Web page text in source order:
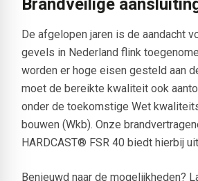
Brandveilige
De afgelopen jaren is de aandacht
gevels in Nederland flink
worden er hoge eisen gesteld aan
moet de bereikte kwaliteit ook
onder de toekomstige Wet
bouwen (Wkb). Onze
HARDCAST® FSR 40 biedt hierbij
Benieuwd naar de mogelijkheden?